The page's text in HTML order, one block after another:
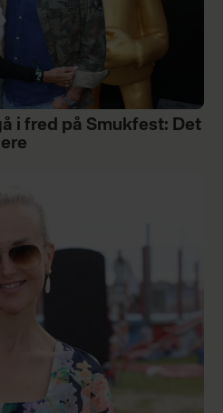
i fred på Smukfest: Det